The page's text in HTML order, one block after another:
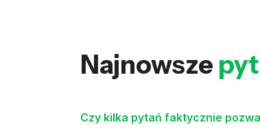
Najnowsze
Czy kilka pytań faktycznie